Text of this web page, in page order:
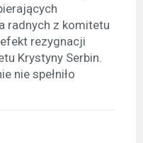
radnych z komitetu
rezygnacji
Krystyny Serbin.
nie spełniło